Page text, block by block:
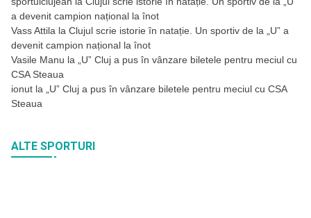
a devenit campion național la înot
Vass Attila la Clujul scrie istorie în natație. Un sportiv de la „U” a
devenit campion național la înot
Vasile Manu la
„U” Cluj a pus în vânzare biletele pentru meciul cu
CSA Steaua
ionut la
„U” Cluj a pus în vânzare biletele pentru meciul cu CSA
Steaua
ALTE SPORTURI